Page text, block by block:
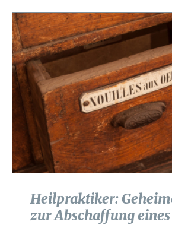
Heilpraktiker:
zur Abschaffung